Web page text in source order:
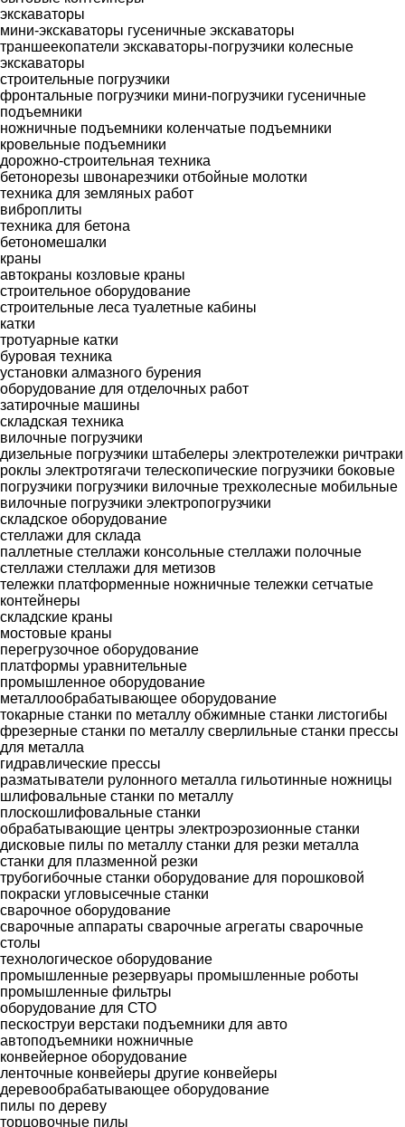
экскаваторы
мини-экскаваторы гусеничные экскаваторы
траншеекопатели экскаваторы-погрузчики колесные
экскаваторы
строительные погрузчики
фронтальные погрузчики мини-погрузчики гусеничные
подъемники
ножничные подъемники коленчатые подъемники
кровельные подъемники
дорожно-строительная техника
бетонорезы швонарезчики отбойные молотки
техника для земляных работ
виброплиты
техника для бетона
бетономешалки
краны
автокраны козловые краны
строительное оборудование
строительные леса туалетные кабины
катки
тротуарные катки
буровая техника
установки алмазного бурения
оборудование для отделочных работ
затирочные машины
складская техника
вилочные погрузчики
дизельные погрузчики штабелеры электротележки ричтраки
роклы электротягачи телескопические погрузчики боковые
погрузчики погрузчики вилочные трехколесные мобильные
вилочные погрузчики электропогрузчики
складское оборудование
стеллажи для склада
паллетные стеллажи консольные стеллажи полочные
стеллажи стеллажи для метизов
тележки платформенные ножничные тележки сетчатые
контейнеры
складские краны
мостовые краны
перегрузочное оборудование
платформы уравнительные
промышленное оборудование
металлообрабатывающее оборудование
токарные станки по металлу обжимные станки листогибы
фрезерные станки по металлу сверлильные станки прессы
для металла
гидравлические прессы
разматыватели рулонного металла гильотинные ножницы
шлифовальные станки по металлу
плоскошлифовальные станки
обрабатывающие центры электроэрозионные станки
дисковые пилы по металлу станки для резки металла
станки для плазменной резки
трубогибочные станки оборудование для порошковой
покраски угловысечные станки
сварочное оборудование
сварочные аппараты сварочные агрегаты сварочные
столы
технологическое оборудование
промышленные резервуары промышленные роботы
промышленные фильтры
оборудование для СТО
пескоструи верстаки подъемники для авто
автоподъемники ножничные
конвейерное оборудование
ленточные конвейеры другие конвейеры
деревообрабатывающее оборудование
пилы по дереву
торцовочные пилы